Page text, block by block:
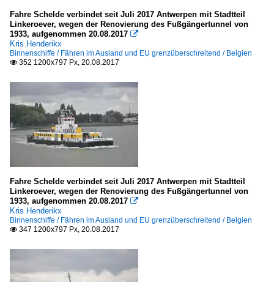
P
R
V
KFGS - Kabinen-FGS für Kreuzfahrten
A
P - Q
G
K
M
P - Q
Fahre Schelde verbindet seit Juli 2017 Antwerpen mit Stadtteil
Linkeroever, wegen der Renovierung des Fußgängertunnel von
1933, aufgenommen 20.08.2017 
Kris Henderikx
Binnenschiffe / Fähren im Ausland und EU grenzüberschreitend / Belgien
 352 1200x797 Px, 20.08.2017
Fahre Schelde verbindet seit Juli 2017 Antwerpen mit Stadtteil
Linkeroever, wegen der Renovierung des Fußgängertunnel von
1933, aufgenommen 20.08.2017 
Kris Henderikx
Binnenschiffe / Fähren im Ausland und EU grenzüberschreitend / Belgien
 347 1200x797 Px, 20.08.2017